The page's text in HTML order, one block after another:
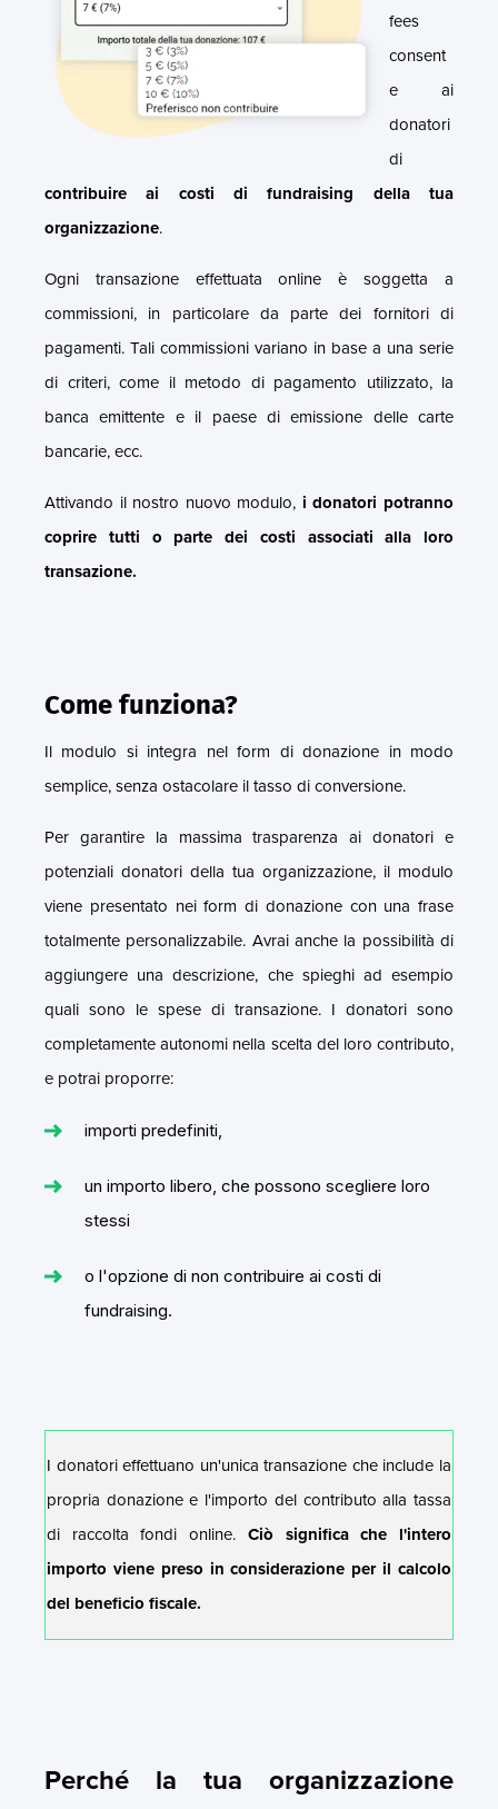
fees
consent
e ai
donatori
di
contribuire ai costi di fundraising della tua
organizzazione.
Ogni transazione effettuata online è soggetta a
commissioni, in particolare da parte dei fornitori di
pagamenti. Tali commissioni variano in base a una serie
di criteri, come il metodo di pagamento utilizzato, la
banca emittente e il paese di emissione delle carte
bancarie, ecc.
Attivando il nostro nuovo modulo, i donatori potranno
coprire tutti o parte dei costi associati alla loro
transazione.
Come funziona?
Il modulo si integra nel form di donazione in modo
semplice, senza ostacolare il tasso di conversione.
Per garantire la massima trasparenza ai donatori e
potenziali donatori della tua organizzazione, il modulo
viene presentato nei form di donazione con una frase
totalmente personalizzabile. Avrai anche la possibilità di
aggiungere una descrizione, che spieghi ad esempio
quali sono le spese di transazione. I donatori sono
completamente autonomi nella scelta del loro contributo,
e potrai proporre:
importi predefiniti,
un importo libero, che possono scegliere loro
stessi
o l'opzione di non contribuire ai costi di
fundraising.
I donatori effettuano un'unica transazione che include la
propria donazione e l'importo del contributo alla tassa
di raccolta fondi online. Ciò significa che l'intero
importo viene preso in considerazione per il calcolo
del beneficio fiscale.
Perché la tua organizzazione